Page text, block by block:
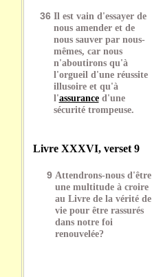
36 Il est vain d'essayer de
nous amender et de
nous sauver par nous-
mêmes, car nous
n'aboutirons qu'à
l'orgueil d'une réussite
illusoire et qu'à
l'assuranced'une
sécurité trompeuse.
Livre XXXVI, verset 9
9 Attendrons-nous d'être
une multitude à croire
au Livre de la vérité de
vie pour être rassurés
dans notre foi
renouvelée?